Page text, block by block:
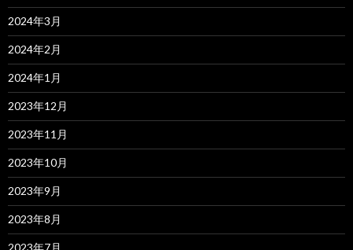
2024年3月
2024年2月
2024年1月
2023年12月
2023年11月
2023年10月
2023年9月
2023年8月
2023年7月